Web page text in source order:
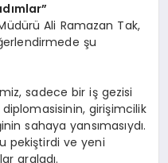
Ali Ramazan Tak,
şu
sadece bir iş gezisi
girişimcilik
sahaya yansımasıydı.
pekiştirdi ve yeni
araladı.